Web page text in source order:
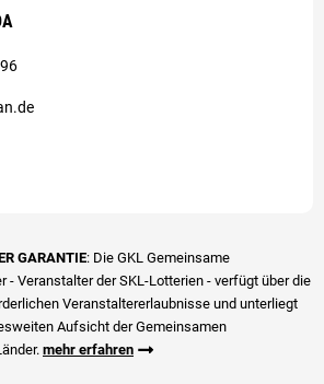
GARANTIE: Die GKL Gemeinsame
- Veranstalter der SKL-Lotterien - verfügt über die
Veranstalter­erlaubnisse und unterliegt
Aufsicht der Gemeinsamen
mehr erfahren